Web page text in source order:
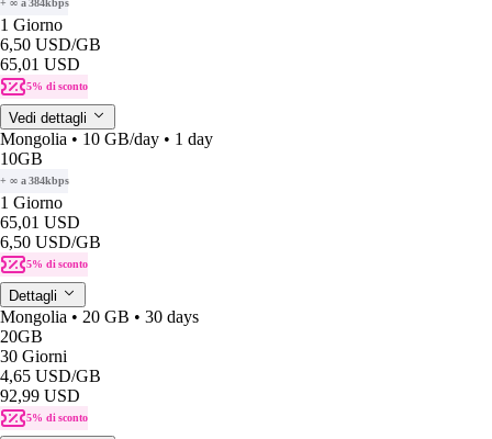
1 Giorno
6,50 USD/GB
65,01 USD
5% di sconto
Vedi dettagli
Mongolia • 10 GB/day • 1 day
10GB
+ ∞ a 384kbps
1 Giorno
65,01 USD
6,50 USD/GB
5% di sconto
Dettagli
Mongolia • 20 GB • 30 days
20GB
30 Giorni
4,65 USD/GB
92,99 USD
5% di sconto